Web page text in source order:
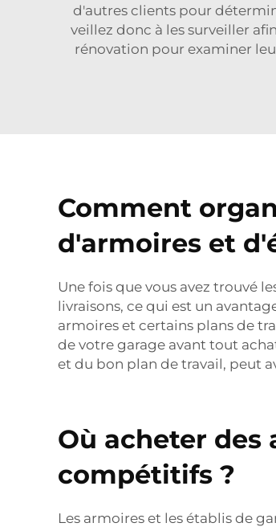
d'autres clients pour
veillez donc à les surveiller
rénovation pour examiner
Comment
d'armoires et
Une fois que vous avez trouvé
livraisons, ce qui est un
armoires et certains plans de
de votre garage avant tout
et du bon plan de travail, peut
Où acheter des
compétitifs ?
Les armoires et les établis de